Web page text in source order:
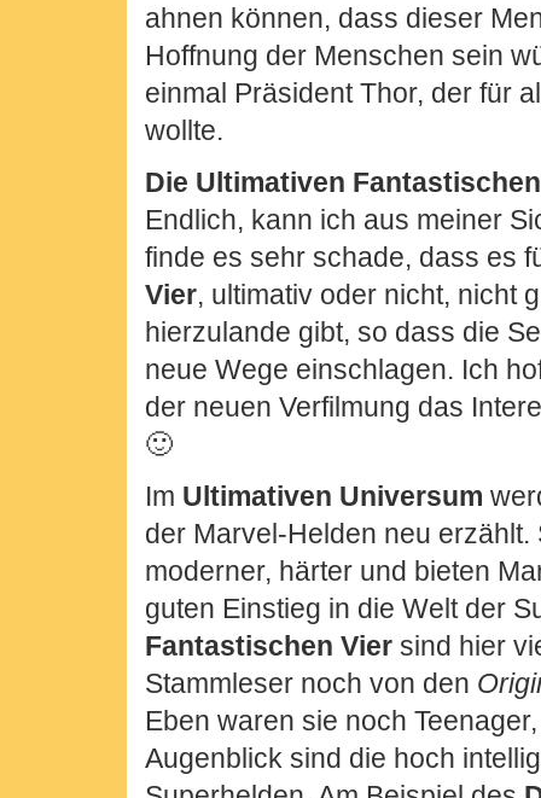
ahnen können, dass dieser
Hoffnung der Menschen sein
einmal Präsident Thor, der für
wollte.
Die Ultimativen
Endlich, kann ich aus meiner
finde es sehr schade, dass es
Vier, ultimativ oder nicht, nicht
hierzulande gibt, so dass die
neue Wege einschlagen. Ich
der neuen Verfilmung das
🙂
Im Ultimativen Universum
der Marvel-Helden neu
moderner, härter und bieten
guten Einstieg in die Welt der
Fantastischen Vier sind hier
Stammleser noch von den
Eben waren sie noch
Augenblick sind die hoch